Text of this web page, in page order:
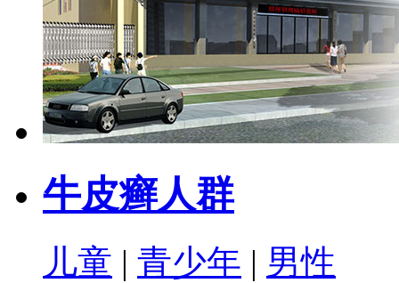
牛皮癣人群
儿童 | 青少年 | 男性